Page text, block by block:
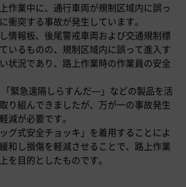
作業中に、通行車両が規制区域内に誤っ
衝突する事故が発生しています。
情報板、後尾警戒車両および交通規制標
いるものの、規制区域内に誤って進入す
状況であり、路上作業時の作業員の安全
「緊急遠隔しらすんだ―」などの製品を活
り組んできましたが、万が一の事故発生
減が必要です。
グ式安全チョッキ」を着用することによ
和し損傷を軽減させることで、路上作業
を目的としたものです。